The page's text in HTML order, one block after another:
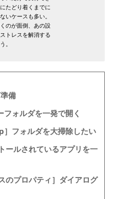
たどり着くまでに
いケースも多い。
のが面倒、あの設
トレスを解消する
。
備
フォルダを一発で開く
］フォルダを大掃除したい
ールされているアプリを一
のプロパティ］ダイアログ